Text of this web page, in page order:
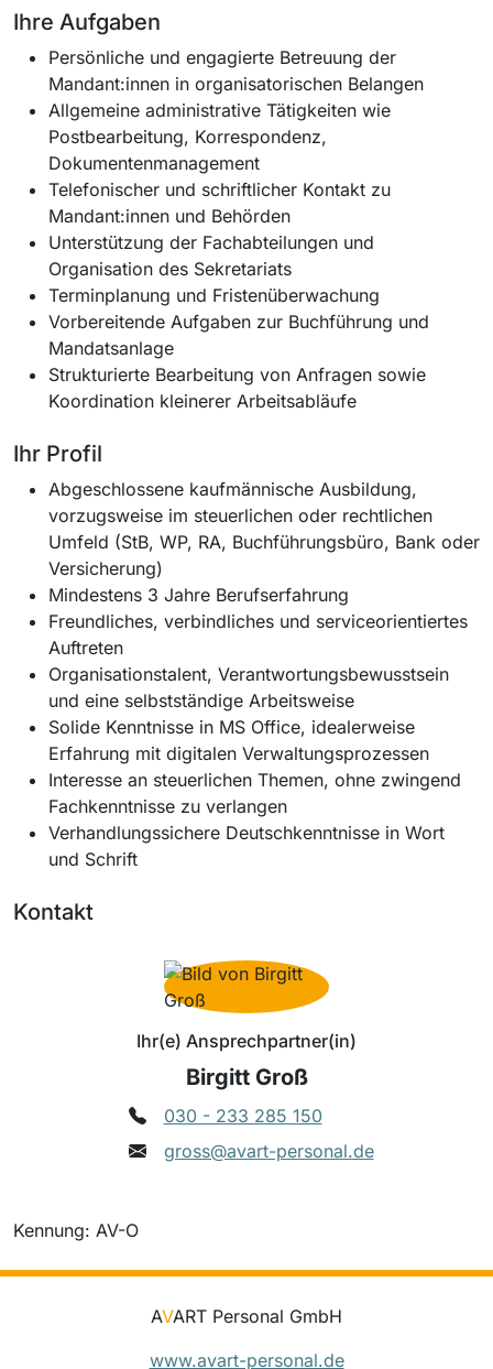
Ihre Aufgaben
Persönliche und engagierte Betreuung der
Mandant:innen in organisatorischen Belangen
Allgemeine administrative Tätigkeiten wie
Postbearbeitung, Korrespondenz,
Dokumentenmanagement
Telefonischer und schriftlicher Kontakt zu
Mandant:innen und Behörden
Unterstützung der Fachabteilungen und
Organisation des Sekretariats
Terminplanung und Fristenüberwachung
Vorbereitende Aufgaben zur Buchführung und
Mandatsanlage
Strukturierte Bearbeitung von Anfragen sowie
Koordination kleinerer Arbeitsabläufe
Ihr Profil
Abgeschlossene kaufmännische Ausbildung,
vorzugsweise im steuerlichen oder rechtlichen
Umfeld (StB, WP, RA, Buchführungsbüro, Bank oder
Versicherung)
Mindestens 3 Jahre Berufserfahrung
Freundliches, verbindliches und serviceorientiertes
Auftreten
Organisationstalent, Verantwortungsbewusstsein
und eine selbstständige Arbeitsweise
Solide Kenntnisse in MS Office, idealerweise
Erfahrung mit digitalen Verwaltungsprozessen
Interesse an steuerlichen Themen, ohne zwingend
Fachkenntnisse zu verlangen
Verhandlungssichere Deutschkenntnisse in Wort
und Schrift
Kontakt
Ihr(e) Ansprechpartner(in)
Birgitt Groß
030 - 233 285 150
gross@avart-personal.de
Kennung: AV-O
AVART Personal GmbH
www.avart-personal.de